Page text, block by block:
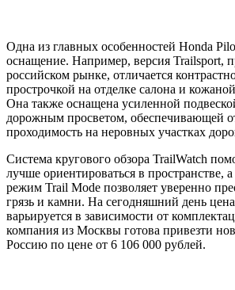
Одна из главных особенностей Honda
оснащение. Например, версия Trailsport,
российском рынке, отличается
прострочкой на отделке салона и
Она также оснащена усиленной
дорожным просветом, обеспечивающей
проходимость на неровных участках
Система кругового обзора TrailWatch
лучше ориентироваться в пространстве,
режим Trail Mode позволяет уверенно
грязь и камни. На сегодняшний день
варьируется в зависимости от
компания из Москвы готова привезти
Россию по цене от 6 106 000 рублей.